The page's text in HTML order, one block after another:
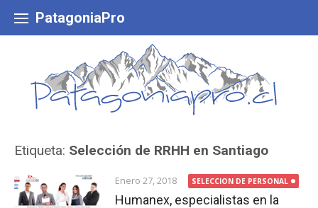
content
PatagoniaPro
Etiqueta: Selección de RRHH en Santiago
Enero 27, 2018 SELECCION DE PERSONAL
Humanex, especialistas en la